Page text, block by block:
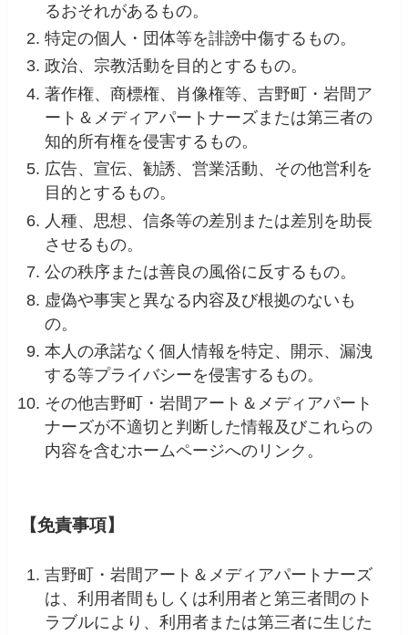
るおそれがあるもの。
特定の個人・団体等を誹謗中傷するもの。
政治、宗教活動を目的とするもの。
著作権、商標権、肖像権等、吉野町・岩間ア
ート＆メディアパートナーズまたは第三者の
知的所有権を侵害するもの。
広告、宣伝、勧誘、営業活動、その他営利を
目的とするもの。
人種、思想、信条等の差別または差別を助長
させるもの。
公の秩序または善良の風俗に反するもの。
虚偽や事実と異なる内容及び根拠のないも
の。
本人の承諾なく個人情報を特定、開示、漏洩
する等プライバシーを侵害するもの。
その他吉野町・岩間アート＆メディアパート
ナーズが不適切と判断した情報及びこれらの
内容を含むホームページへのリンク。
【免責事項】
吉野町・岩間アート＆メディアパートナーズ
は、利用者間もしくは利用者と第三者間のト
ラブルにより、利用者または第三者に生じた